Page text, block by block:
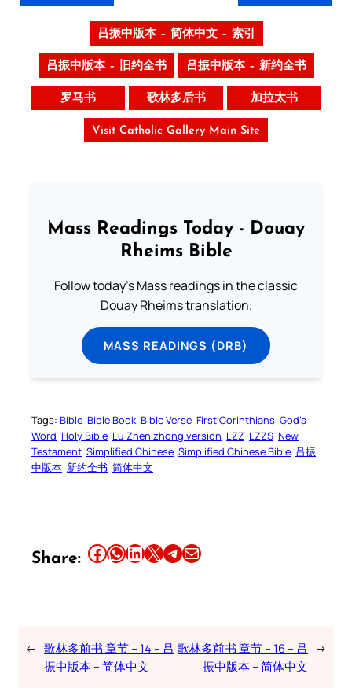
吕振中版本 – 简体中文 – 索引
吕振中版本 – 旧约全书 吕振中版本 – 新约全书
罗马书 歌林多后书 加拉太书
Visit Catholic Gallery Main Site
Mass Readings Today - Douay
Rheims Bible
Follow today's Mass readings in the classic
Douay Rheims translation.
MASS READINGS (DRB)
Tags: Bible Bible Book Bible Verse First Corinthians God’s
Word Holy Bible Lu Zhen zhong version LZZ LZZS New
Testament Simplified Chinese Simplified Chinese Bible 吕振
中版本 新约全书 简体中文
Share: Share this article on Facebook Share this article on WhatsApp Share this article on LinkedIn Share this article on X Share this article on TelegramEmail this Article
← 歌林多前书 章节 – 14 – 吕
振中版本 – 简体中文
歌林多前书 章节 – 16 – 吕
振中版本 – 简体中文
→